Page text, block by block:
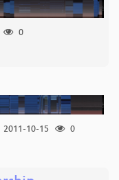
0
2011-10-15
0